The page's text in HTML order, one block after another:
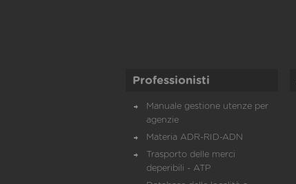
Professionisti
Manuale gestione utenze per
agenzie
Materia ADR-RID-ADN
Trasporto delle merci
deperibili - ATP